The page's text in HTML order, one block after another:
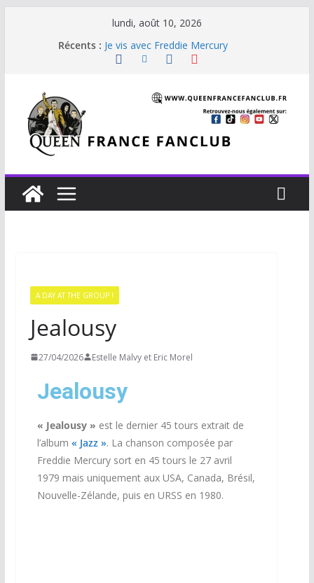
lundi, août 10, 2026
Récents : Je vis avec Freddie Mercury
Back Chat
The Cross : Liar
A DAY AT THE GROUP !
Jealousy
27/04/2026 Estelle Malvy et Eric Morel
Jealousy
« Jealousy » est le dernier 45 tours extrait de
l’album « Jazz ». La chanson composée par
Freddie Mercury sort en 45 tours le 27 avril
1979 mais uniquement aux USA, Canada, Brésil,
Nouvelle-Zélande, puis en URSS en 1980.